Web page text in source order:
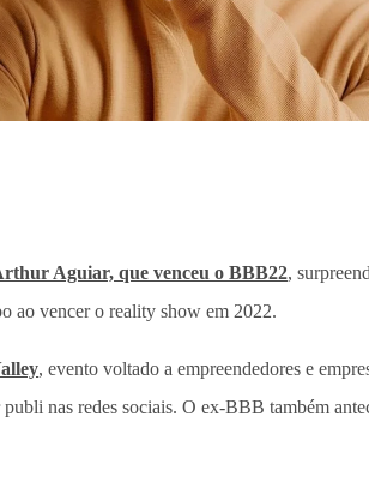
Aguiar, que venceu o BBB22,
ao vencer o reality show em 2022.
, evento voltado a empreendedores e
nas redes sociais. O ex-BBB também